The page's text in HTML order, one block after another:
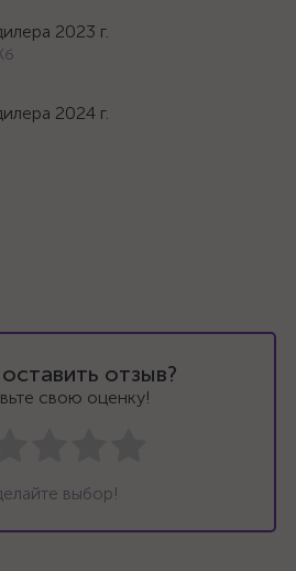
2023 г.
2024 г.
отзыв?
свою оценку!
выбор!